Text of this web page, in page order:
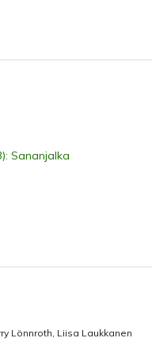
Sananjalka
Lönnroth, Liisa Laukkanen